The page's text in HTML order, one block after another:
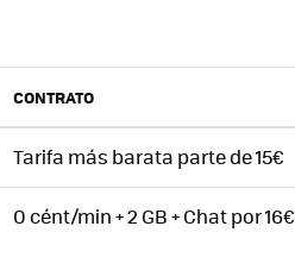
CONTRATO
Tarifa más barata parte de 15€
0 cént/min + 2 GB + Chat por 16€